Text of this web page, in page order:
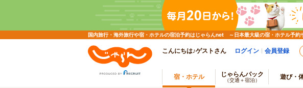
国内旅行・海外旅行や宿・ホテルの宿泊予約はじゃらんnet ～日本最大級の宿・ホテル予約
こんにちは♪ゲストさん ログイン 会員登録
宿・ホテル じゃらんパック
（交通＋宿泊） 遊び・